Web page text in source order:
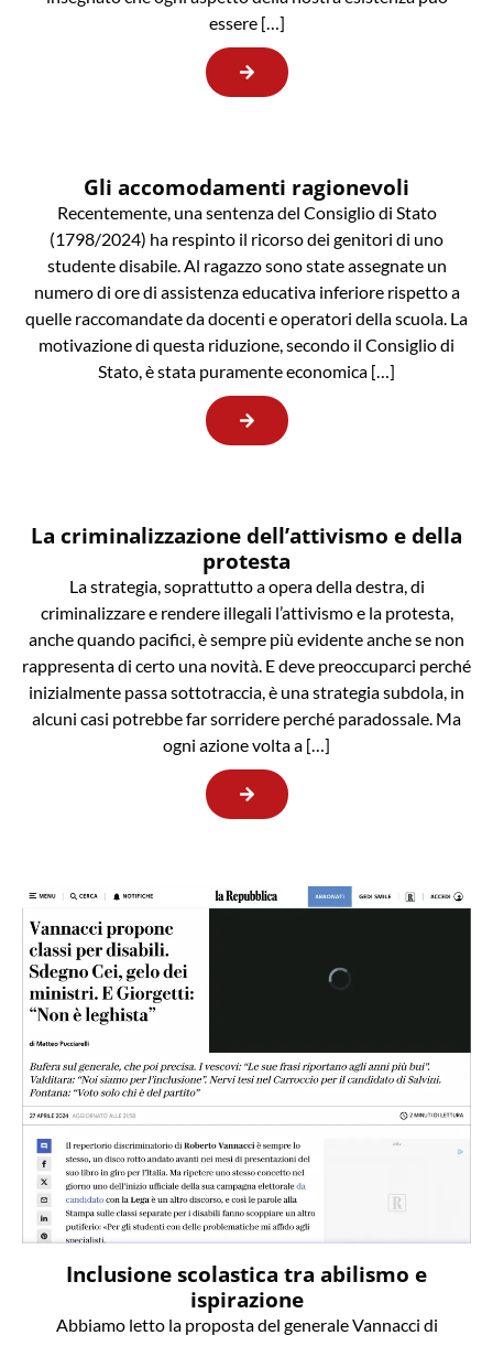
essere […]
Gli accomodamenti ragionevoli
Recentemente, una sentenza del Consiglio di Stato
(1798/2024) ha respinto il ricorso dei genitori di uno
studente disabile. Al ragazzo sono state assegnate un
numero di ore di assistenza educativa inferiore rispetto a
quelle raccomandate da docenti e operatori della scuola. La
motivazione di questa riduzione, secondo il Consiglio di
Stato, è stata puramente economica […]
La criminalizzazione dell’attivismo e della
protesta
La strategia, soprattutto a opera della destra, di
criminalizzare e rendere illegali l’attivismo e la protesta,
anche quando pacifici, è sempre più evidente anche se non
rappresenta di certo una novità. E deve preoccuparci perché
inizialmente passa sottotraccia, è una strategia subdola, in
alcuni casi potrebbe far sorridere perché paradossale. Ma
ogni azione volta a […]
Inclusione scolastica tra abilismo e
ispirazione
Abbiamo letto la proposta del generale Vannacci di